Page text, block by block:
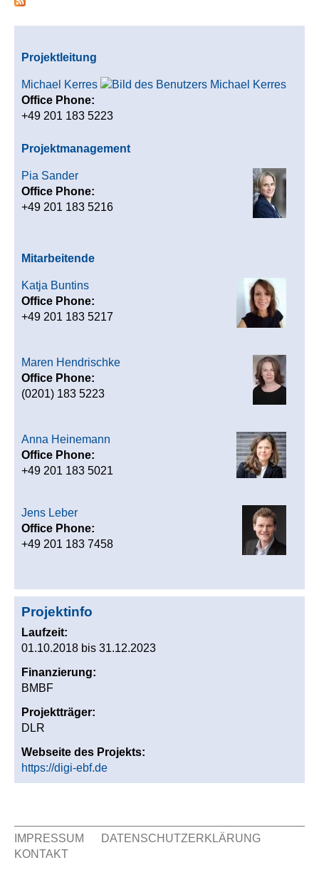
Projektleitung
Michael Kerres
Office Phone:
+49 201 183 5223
Projektmanagement
Pia Sander
Office Phone:
+49 201 183 5216
Mitarbeitende
Katja Buntins
Office Phone:
+49 201 183 5217
Maren Hendrischke
Office Phone:
(0201) 183 5223
Anna Heinemann
Office Phone:
+49 201 183 5021
Jens Leber
Office Phone:
+49 201 183 7458
Projektinfo
Laufzeit:
01.10.2018 bis 31.12.2023
Finanzierung:
BMBF
Projektträger:
DLR
Webseite des Projekts:
https://digi-ebf.de
IMPRESSUM
DATENSCHUTZERKLÄRUNG
KONTAKT